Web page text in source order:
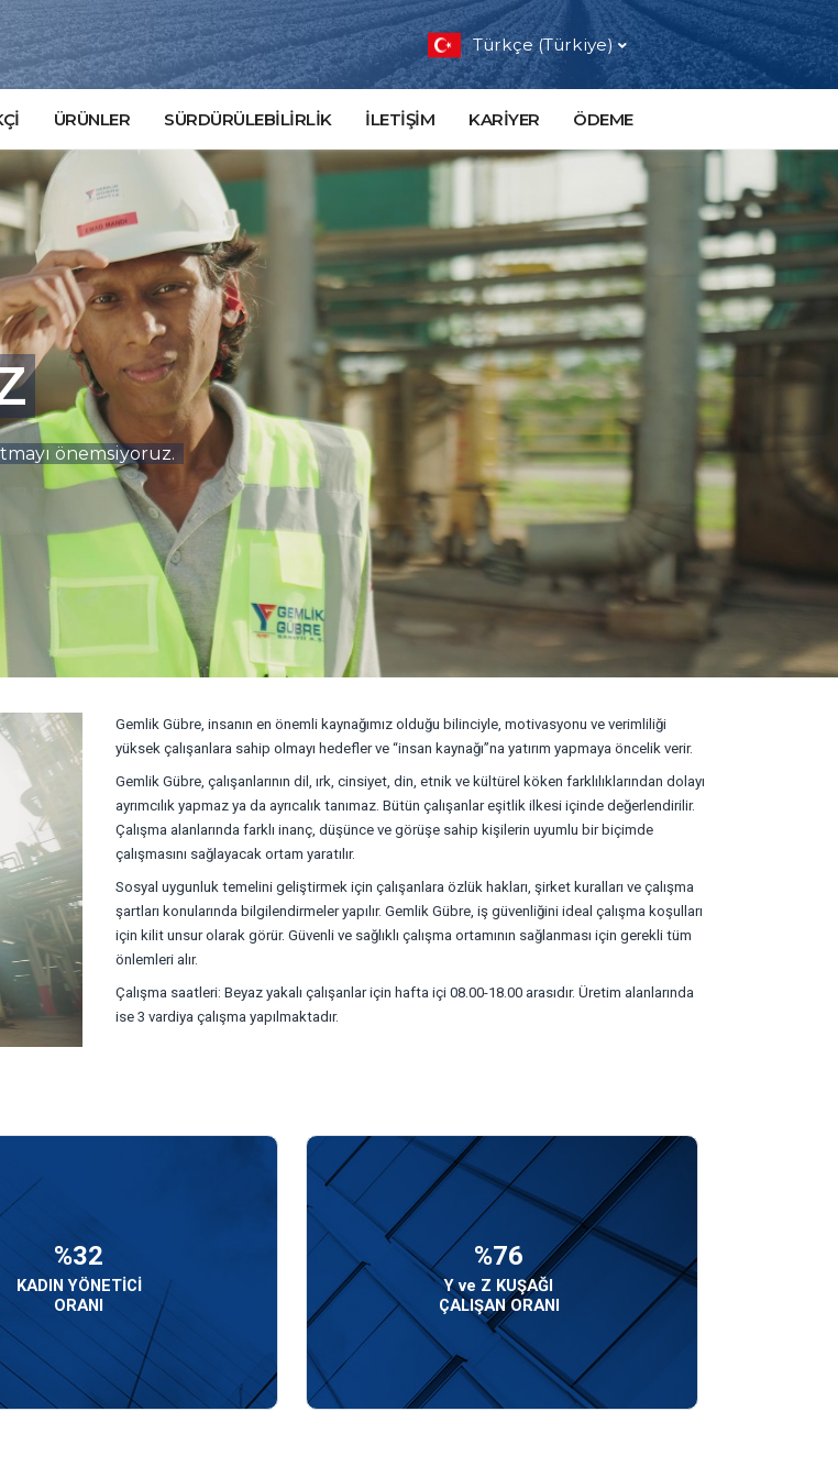
Türkçe (Türkiye)
ÜRÜNLER SÜRDÜRÜLEBİLİRLİK İLETİŞİM KARİYER ÖDEME
önemsiyoruz.
Gemlik Gübre, insanın en önemli kaynağımız olduğu bilinciyle, motivasyonu ve verimliliği
yüksek çalışanlara sahip olmayı hedefler ve “insan kaynağı”na yatırım yapmaya öncelik verir.
Gemlik Gübre, çalışanlarının dil, ırk, cinsiyet, din, etnik ve kültürel köken farklılıklarından dolayı
ayrımcılık yapmaz ya da ayrıcalık tanımaz. Bütün çalışanlar eşitlik ilkesi içinde değerlendirilir.
Çalışma alanlarında farklı inanç, düşünce ve görüşe sahip kişilerin uyumlu bir biçimde
çalışmasını sağlayacak ortam yaratılır.
Sosyal uygunluk temelini geliştirmek için çalışanlara özlük hakları, şirket kuralları ve çalışma
şartları konularında bilgilendirmeler yapılır. Gemlik Gübre, iş güvenliğini ideal çalışma koşulları
için kilit unsur olarak görür. Güvenli ve sağlıklı çalışma ortamının sağlanması için gerekli tüm
önlemleri alır.
Çalışma saatleri: Beyaz yakalı çalışanlar için hafta içi 08.00-18.00 arasıdır. Üretim alanlarında
ise 3 vardiya çalışma yapılmaktadır.
%32
KADIN YÖNETİCİ
ORANI
%76
Y ve Z KUŞAĞI
ÇALIŞAN ORANI